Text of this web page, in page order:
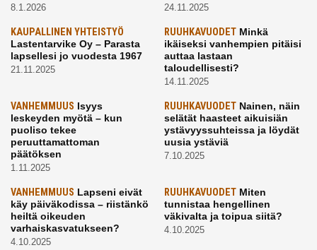
8.1.2026 24.11.2025
KAUPALLINEN YHTEISTYÖ
Lastentarvike Oy – Parasta
lapsellesi jo vuodesta 1967
21.11.2025
RUUHKAVUODETMinkä
ikäiseksi vanhempien pitäisi
auttaa lastaan
taloudellisesti?
14.11.2025
VANHEMMUUS Isyys
leskeyden myötä – kun
puoliso tekee
peruuttamattoman
päätöksen
1.11.2025
RUUHKAVUODETNainen, näin
selätät haasteet aikuisiän
ystävyyssuhteissa ja löydät
uusia ystäviä
7.10.2025
VANHEMMUUS Lapseni eivät
käy päiväkodissa – riistänkö
heiltä oikeuden
varhaiskasvatukseen?
4.10.2025
RUUHKAVUODETMiten
tunnistaa hengellinen
väkivalta ja toipua siitä?
4.10.2025